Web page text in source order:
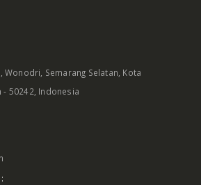
Wonodri, Semarang Selatan, Kota
- 50242, Indonesia